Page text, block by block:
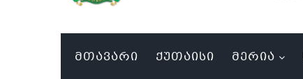
ᲛᲗᲐᲕᲐᲠᲘ ᲥᲣᲗᲐᲘᲡᲘ ᲛᲔᲠᲘᲐ